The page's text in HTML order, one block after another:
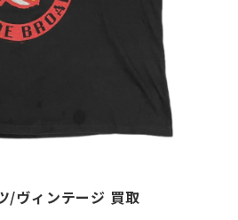
/ヴィンテージ 買取